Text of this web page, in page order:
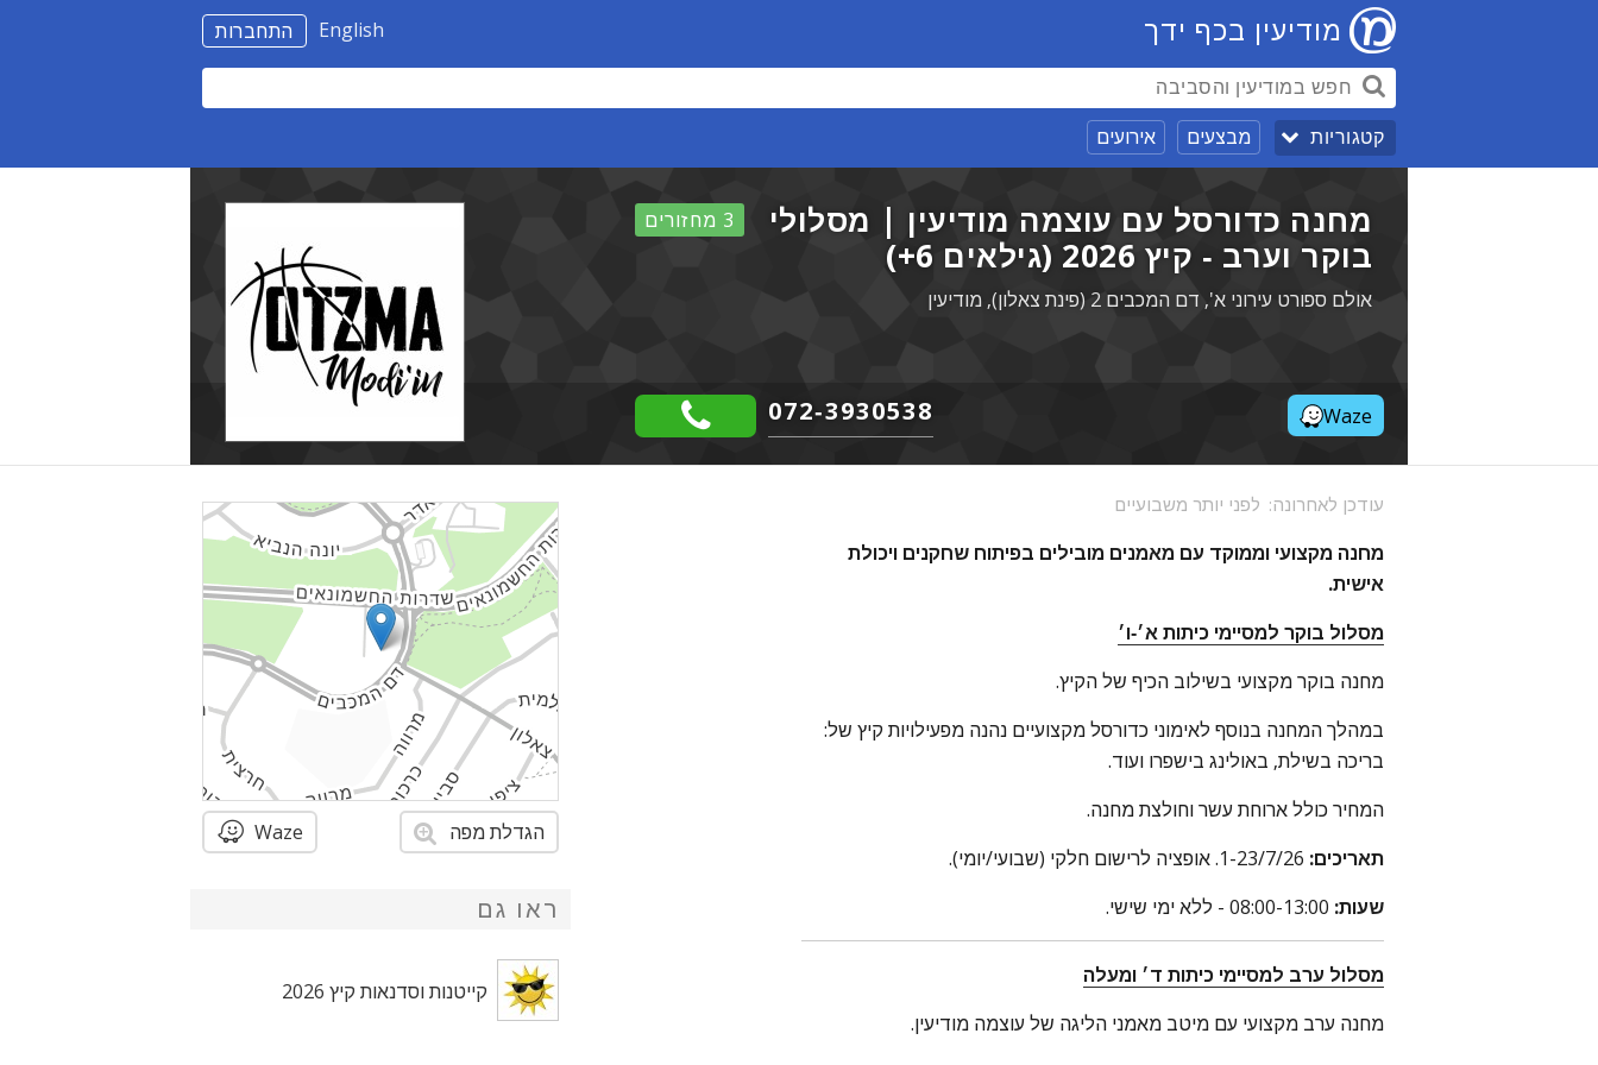
התחברות English מודיעין בכף ידך
קטגוריות מבצעים אירועים
3 מחזורים
מחנה כדורסל עם עוצמה מודיעין | מסלולי
בוקר וערב - קיץ 2026 (גילאים 6+)
אולם ספורט עירוני א', דם המכבים 2 (פינת צאלון), מודיעין
Waze
072-3930538
הגדלת מפה Waze
ראו גם
קייטנות וסדנאות קיץ 2026
עודכן לאחרונה: לפני יותר משבועיים
מחנה מקצועי וממוקד עם מאמנים מובילים בפיתוח שחקנים ויכולת
אישית.
מסלול בוקר למסיימי כיתות א׳-ו׳
מחנה בוקר מקצועי בשילוב הכיף של הקיץ.
במהלך המחנה בנוסף לאימוני כדורסל מקצועיים נהנה מפעילויות קיץ של:
בריכה בשילת, באולינג בישפרו ועוד.
המחיר כולל ארוחת עשר וחולצת מחנה.
תאריכים:
שעות:
מסלול ערב למסיימי כיתות ד׳ ומעלה
מחנה ערב מקצועי עם מיטב מאמני הליגה של עוצמה מודיעין.